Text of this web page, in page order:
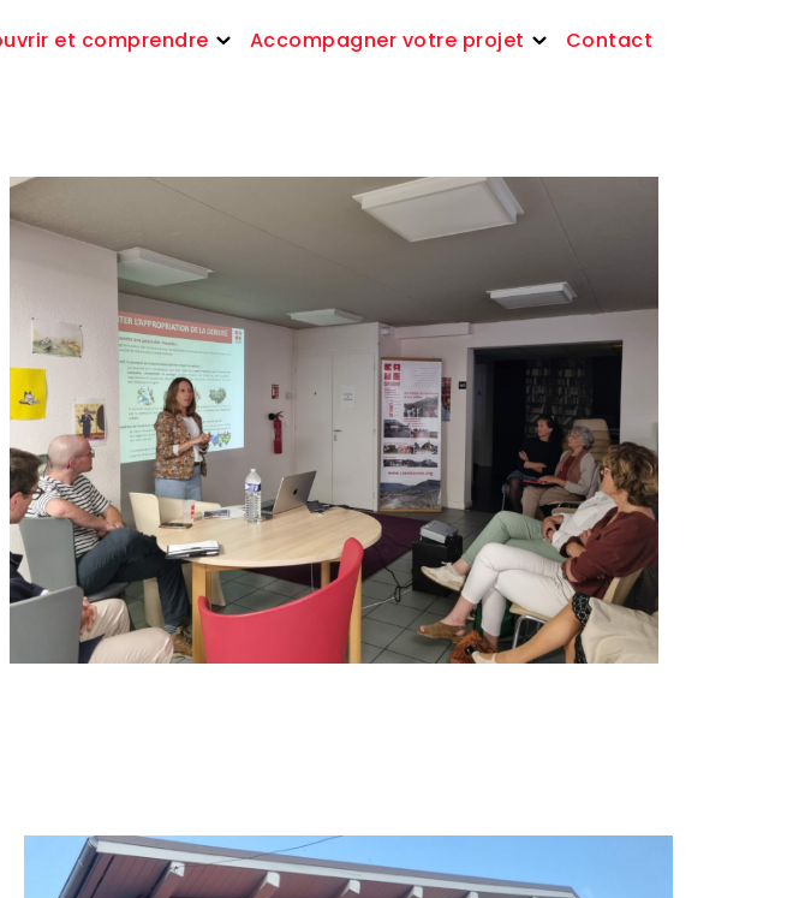
et comprendre Accompagner votre projet Contact